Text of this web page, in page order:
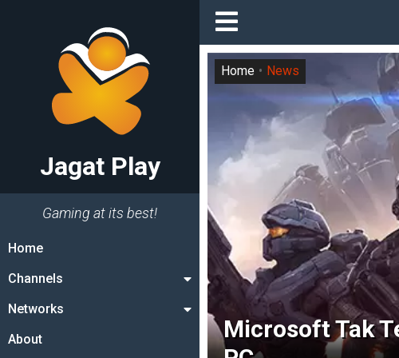
Jagat Play
Gaming at its best!
Home
Channels
Networks
About
Microsoft Tak
Home News